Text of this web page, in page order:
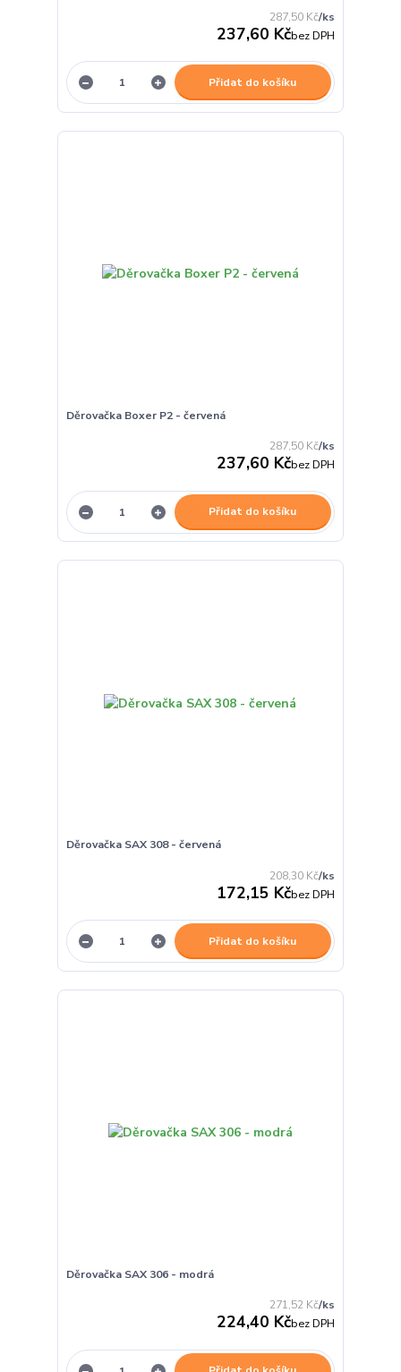
287,50 Kč/ks
237,60 Kčbez DPH
Přidat do košíku
Děrovačka Boxer P2 - červená
287,50 Kč/ks
237,60 Kčbez DPH
Přidat do košíku
Děrovačka SAX 308 - červená
208,30 Kč/ks
172,15 Kčbez DPH
Přidat do košíku
Děrovačka SAX 306 - modrá
271,52 Kč/ks
224,40 Kčbez DPH